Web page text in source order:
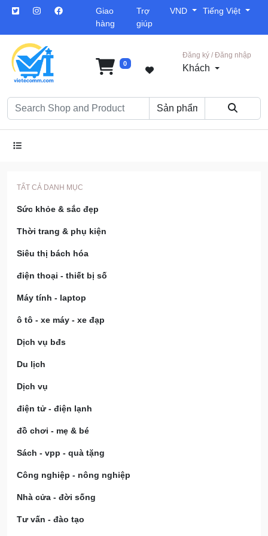
Giao
hàng
Trợ
giúp
VND Tiếng Việt
0
Đăng ký / Đăng nhập
Khách
TẤT CẢ DANH MỤC
Sức khỏe & sắc đẹp
Thời trang & phụ kiện
Siêu thị bách hóa
điện thoại - thiết bị số
Máy tính - laptop
ô tô - xe máy - xe đạp
Dịch vụ bđs
Du lịch
Dịch vụ
điện tử - điện lạnh
đồ chơi - mẹ & bé
Sách - vpp - quà tặng
Công nghiệp - nông nghiệp
Nhà cửa - đời sống
Tư vấn - đào tạo